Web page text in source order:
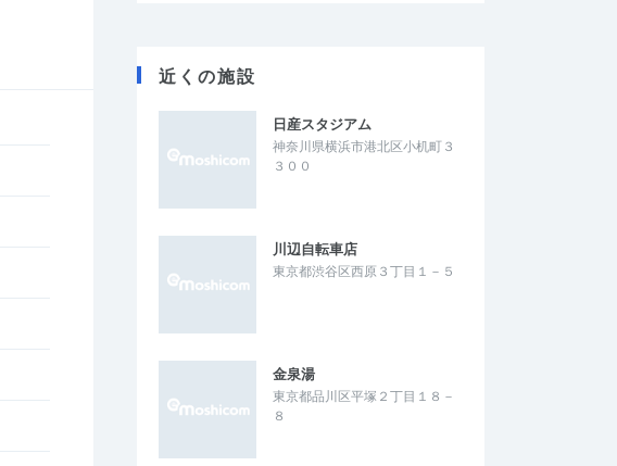
近くの施設
日産スタジアム
神奈川県横浜市港北区小机町３
３００
川辺自転車店
東京都渋谷区西原３丁目１－５
金泉湯
東京都品川区平塚２丁目１８－
８